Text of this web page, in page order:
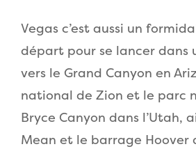
Vegas c’est aussi un
départ pour se lancer dans
vers le Grand Canyon en
national de Zion et le parc
Bryce Canyon dans l’Utah,
Mean et le barrage Hoover